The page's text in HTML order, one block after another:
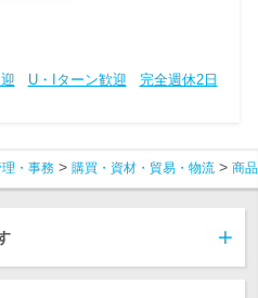
U・Iターン歓迎
完全週休2日
・事務 購買・資材・貿易・物流 商